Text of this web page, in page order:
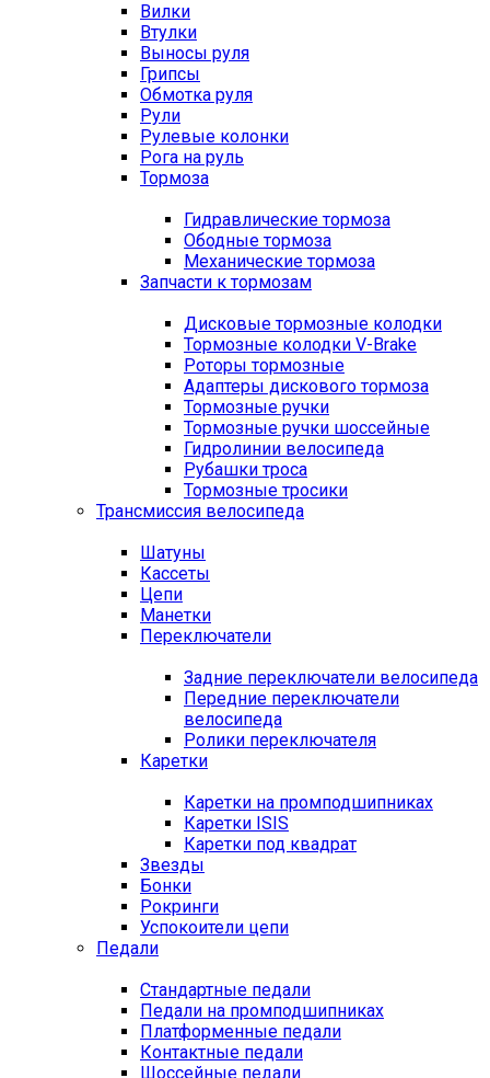
Вилки
Втулки
Выносы руля
Грипсы
Обмотка руля
Рули
Рулевые колонки
Рога на руль
Тормоза
Гидравлические тормоза
Ободные тормоза
Механические тормоза
Запчасти к тормозам
Дисковые тормозные колодки
Тормозные колодки V-Brake
Роторы тормозные
Адаптеры дискового тормоза
Тормозные ручки
Тормозные ручки шоссейные
Гидролинии велосипеда
Рубашки троса
Тормозные тросики
Трансмиссия велосипеда
Шатуны
Кассеты
Цепи
Манетки
Переключатели
Задние переключатели велосипеда
Передние переключатели
велосипеда
Ролики переключателя
Каретки
Каретки на промподшипниках
Каретки ISIS
Каретки под квадрат
Звезды
Бонки
Рокринги
Успокоители цепи
Педали
Стандартные педали
Педали на промподшипниках
Платформенные педали
Контактные педали
Шоссейные педали